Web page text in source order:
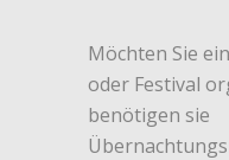
Möchten Sie
oder Festival
benötigen sie